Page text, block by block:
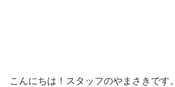
こんにちは！スタッフのやまさきです。